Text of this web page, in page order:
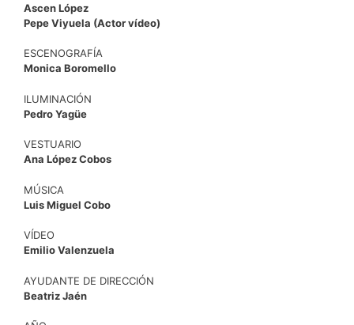
Ascen López
Pepe Viyuela (Actor vídeo)
ESCENOGRAFÍA
Monica Boromello
ILUMINACIÓN
Pedro Yagüe
VESTUARIO
Ana López Cobos
MÚSICA
Luis Miguel Cobo
VÍDEO
Emilio Valenzuela
AYUDANTE DE DIRECCIÓN
Beatriz Jaén